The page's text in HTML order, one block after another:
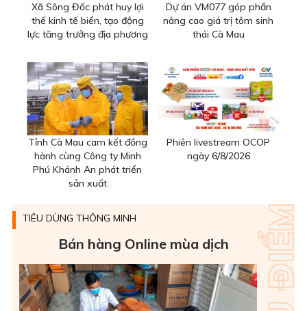
Xã Sông Đốc phát huy lợi
thế kinh tế biển, tạo động
lực tăng trưởng địa phương
Dự án VM077 góp phần
nâng cao giá trị tôm sinh
thái Cà Mau
Tỉnh Cà Mau cam kết đồng
hành cùng Công ty Minh
Phú Khánh An phát triển
sản xuất
Phiên livestream OCOP
ngày 6/8/2026
TIÊU DÙNG THÔNG MINH
Bán hàng Online mùa dịch